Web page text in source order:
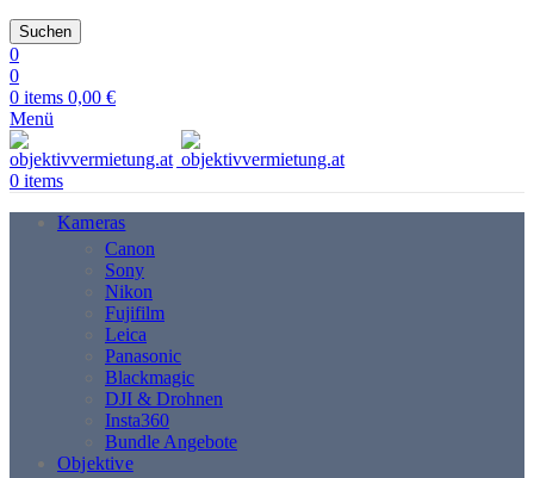
Suchen
0
0
0 items 0,00 €
Menü
0 items
Kameras
Canon
Sony
Nikon
Fujifilm
Leica
Panasonic
Blackmagic
DJI & Drohnen
Insta360
Bundle Angebote
Objektive